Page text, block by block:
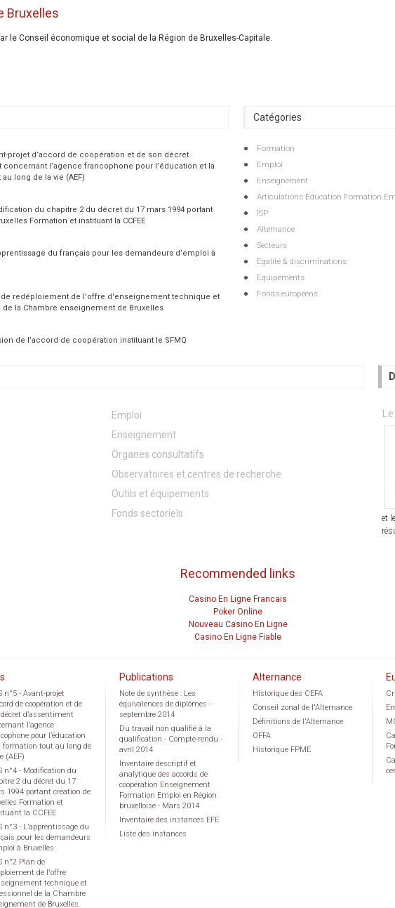
Bruxelles
le Conseil économique et social de la Région de Bruxelles-Capitale.
projet d’accord de coopération et de son décret
concernant l’agence francophone pour l’éducation et la
long de la vie (AEF)
du chapitre 2 du décret du 17 mars 1994 portant
Formation et instituant la CCFEE
du français pour les demandeurs d’emploi à
de redéploiement de l'offre d'enseignement technique et
la Chambre enseignement de Bruxelles
de l’accord de coopération instituant le SFMQ
Catégories
Formation
Emploi
Enseignement
Articulations Education Formation
ISP
Alternance
Secteurs
Egalité & discriminations
Equipements
Fonds européens
Emploi
Enseignement
Organes consultatifs
Observatoires et centres de recherche
Outils et équipements
Fonds sectoriels
et
Recommended links
Casino En Ligne Francais
Poker Online
Nouveau Casino En Ligne
Casino En Ligne Fiable
n°5 - Avant-projet
de coopération et de
d’assentiment
l’agence
pour l’éducation
formation tout au long de
(AEF)
n°4 - Modification du
2 du décret du 17
1994 portant création de
Formation et
la CCFEE
n°3 - L’apprentissage du
pour les demandeurs
à Bruxelles
n°2 Plan de
de l'offre
technique et
de la Chambre
de Bruxelles
Publications
Note de synthèse : Les
équivalences de diplômes -
septembre 2014
Du travail non qualifié à la
qualification - Compte-rendu -
avril 2014
Inventaire descriptif et
analytique des accords de
coopération Enseignement
Formation Emploi en Région
bruxelloise - Mars 2014
Inventaire des instances EFE
Liste des instances
Alternance
Historique des CEFA
Conseil zonal de l'Alternance
Définitions de l'Alternance
OFFA
Historique FPME